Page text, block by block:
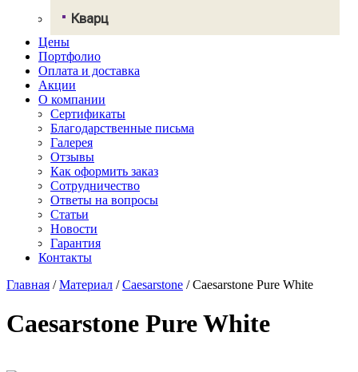
NeoMarm
Хай-макс
Старон
Ханекс
Акрилика
Кориан
Монтелли
Тристоун
Кварц
СмартКварц
Цезарьстоун
Викостон
Технистон
Камбрия
Плазастон
Цены
Портфолио
Оплата и доставка
Акции
О компании
Сертификаты
Благодарственные письма
Галерея
Отзывы
Как оформить заказ
Сотрудничество
Ответы на вопросы
Статьи
Новости
Гарантия
Контакты
Главная /Материал /Caesarstone /Caesarstone Pure White
Caesarstone Pure White